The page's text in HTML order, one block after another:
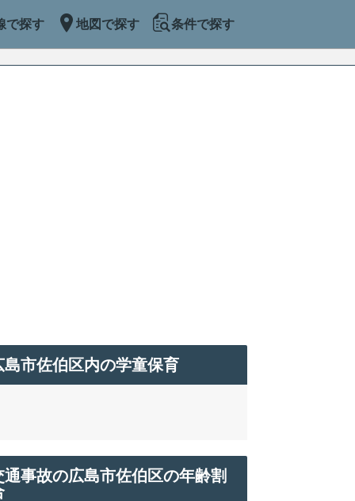
で探す 地図で探す 条件で探す
島市佐伯区内の学童保育
通事故の広島市佐伯区の年齢割